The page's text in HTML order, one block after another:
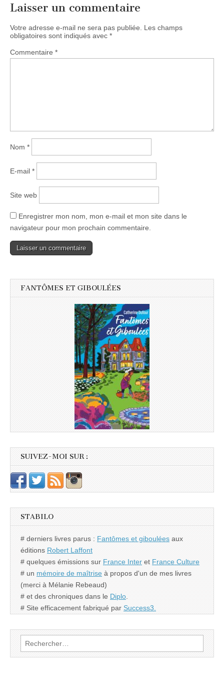
Laisser un commentaire
Votre adresse e-mail ne sera pas publiée.
Les champs
obligatoires sont indiqués avec *
Commentaire *
Nom *
E-mail *
Site web
Enregistrer mon nom, mon e-mail et mon site dans le
navigateur pour mon prochain commentaire.
FANTÔMES ET GIBOULÉES
SUIVEZ-MOI SUR :
STABILO
# derniers livres parus : Fantômes et giboulées aux
éditions Robert Laffont
# quelques émissions sur France Inter et France Culture
# un mémoire de maîtrise à propos d'un de mes livres
(merci à Mélanie Rebeaud)
# et des chroniques dans le Diplo
# Site efficacement fabriqué par Success3.
Rechercher :